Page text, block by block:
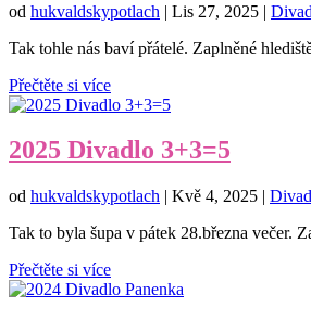
od hukvaldskypotlach | Lis 27, 2025 |
Tak tohle nás baví přátelé. Zaplněné
Přečtěte si více
2025 Divadlo 3+3=5
od hukvaldskypotlach | Kvě 4, 2025 |
Tak to byla šupa v pátek 28.března večer.
Přečtěte si více